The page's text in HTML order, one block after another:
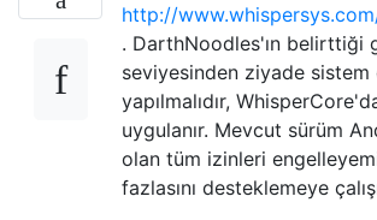
http://
. DarthNoodles'ın belirttiği
seviyesinden ziyade sistem
yapılmalıdır,
uygulanır. Mevcut sürüm
olan tüm izinleri
fazlasını desteklemeye